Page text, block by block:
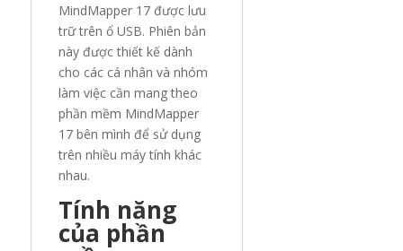
MindMapper 17 được lưu
trữ trên ổ USB. Phiên bản
này được thiết kế dành
cho các cá nhân và nhóm
làm việc cần mang theo
phần mềm MindMapper
17 bên mình để sử dụng
trên nhiều máy tính khác
nhau.
Tính năng
của phần